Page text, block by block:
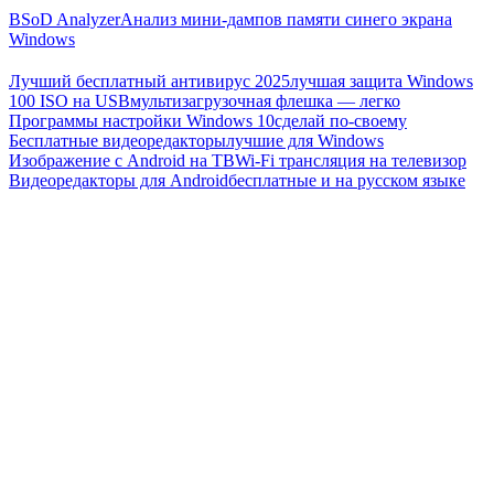
BSoD AnalyzerАнализ мини-дампов памяти синего экрана
Windows
Лучший бесплатный антивирус 2025лучшая защита Windows
100 ISO на USBмультизагрузочная флешка — легко
Программы настройки Windows 10сделай по-своему
Бесплатные видеоредакторылучшие для Windows
Изображение с Android на ТВWi-Fi трансляция на телевизор
Видеоредакторы для Androidбесплатные и на русском языке